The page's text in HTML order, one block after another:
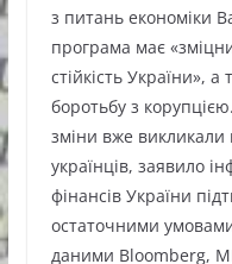
з питань економіки
програма має
стійкість України»,
боротьбу з
зміни вже викликали
українців, заявило
фінансів України
остаточними
даними Bloomberg,